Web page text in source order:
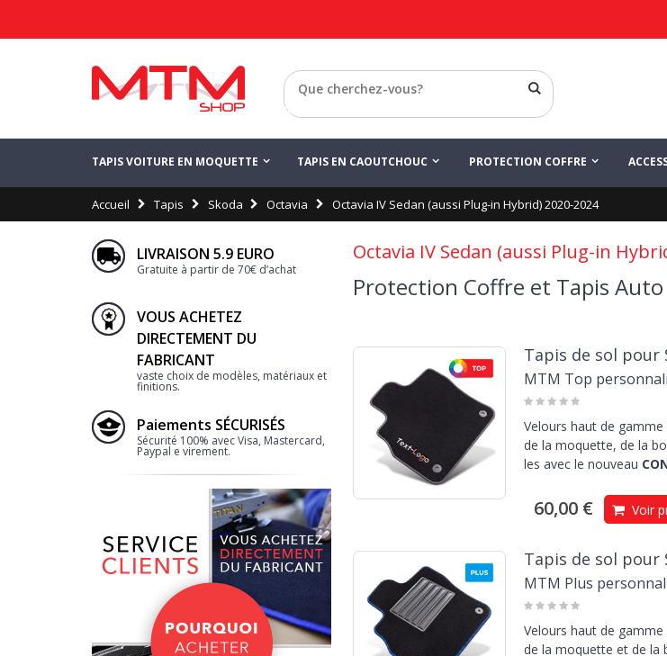
Retour
TAPIS VOITURE EN MOQUETTE TAPIS EN CAOUTCHOUC PROTECTION COFFRE
Accueil Tapis Skoda Octavia Octavia IV Sedan (aussi Plug-in Hybrid) 2020-2024
Octavia IV Sedan (aussi Plug-in
Protection Coffre et Tapis Auto
Tapis de sol pour
MTM Top
Velours haut de gamme
de la moquette, de la
les avec le nouveau
60,00 € Voir
Tapis de sol pour
MTM Plus
Velours haut de gamme
de la moquette et de la
LIVRAISON 5.9 EURO
Gratuite à partir de 70€ d’achat
VOUS ACHETEZ
DIRECTEMENT DU
FABRICANT
vaste choix de modèles, matériaux et
finitions.
Paiements SÉCURISÉS
Sécurité 100% avec Visa, Mastercard,
Paypal e virement.